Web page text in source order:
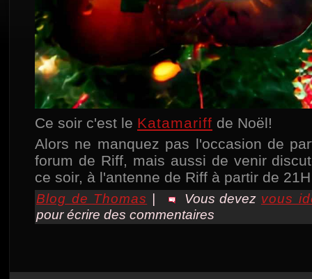
Ce soir c'est le Katamariff de Noël!
Alors ne manquez pas l'occasion de
forum de Riff, mais aussi de venir
ce soir, à l'antenne de Riff à partir de
Blog de Thomas Vous devez vous
pour écrire des commentaires